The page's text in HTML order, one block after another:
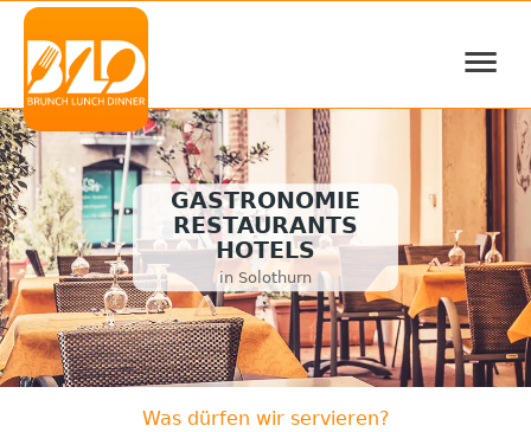
≡
GASTRONOMIE
RESTAURANTS
HOTELS
in Solothurn
Was dürfen wir servieren?